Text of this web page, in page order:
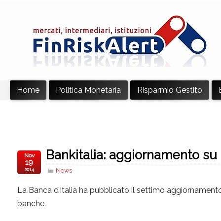
Home Politica Monetaria Risparmio Gestito
Bankitalia: aggiornamento
News
Nov
19
2014
La Banca d’Italia ha pubblicato il settimo
banche.